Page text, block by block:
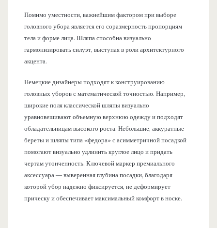
Помимо уместности, важнейшим фактором при выборе
головного убора является его соразмерность пропорциям
тела и форме лица. Шляпа способна визуально
гармонизировать силуэт, выступая в роли архитектурного
акцента.
Немецкие дизайнеры подходят к конструированию
головных уборов с математической точностью. Например,
широкие поля классической шляпы визуально
уравновешивают объемную верхнюю одежду и подходят
обладательницам высокого роста. Небольшие, аккуратные
береты и шляпы типа «федора» с асимметричной посадкой
помогают визуально удлинить круглое лицо и придать
чертам утонченность. Ключевой маркер премиального
аксессуара — выверенная глубина посадки, благодаря
которой убор надежно фиксируется, не деформирует
прическу и обеспечивает максимальный комфорт в носке.